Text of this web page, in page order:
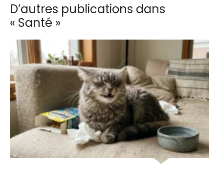
D’autres publications dans
« Santé »